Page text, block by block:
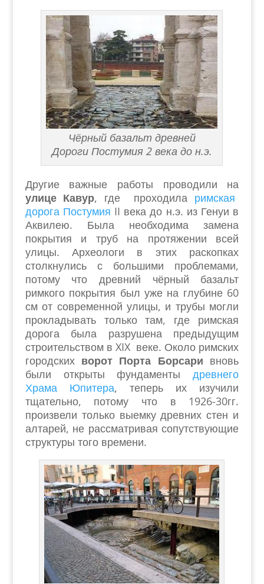
Чёрный базальт древней
Дороги Постумия 2 века до н.э.
Другие важные работы проводили на
улице Кавур, где проходила римская
дорога Постумия II века до н.э. из Генуи в
Аквилею. Была необходима замена
покрытия и труб на протяжении всей
улицы. Археологи в этих раскопках
столкнулись с большими проблемами,
потому что древний чёрный базальт
римкого покрытия был уже на глубине 60
см от современной улицы, и трубы могли
прокладывать только там, где римская
дорога была разрушена предыдущим
строительством в XIX веке. Около римских
городскихворот Порта Борсари вновь
были открыты фундаментыдревнего
Храма Юпитера, теперь их изучили
тщательно, потому что в 1926-30гг.
произвели только выемку древних стен и
алтарей, не рассматривая сопутствующие
структуры того времени.